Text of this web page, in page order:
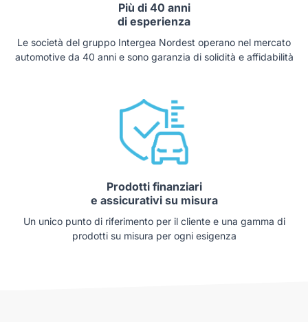
Più di 40 anni
di esperienza
Le società del gruppo Intergea Nordest operano nel mercato
automotive da 40 anni e sono garanzia di solidità e affidabilità
Prodotti finanziari
e assicurativi su misura
Un unico punto di riferimento per il cliente e una gamma di
prodotti su misura per ogni esigenza